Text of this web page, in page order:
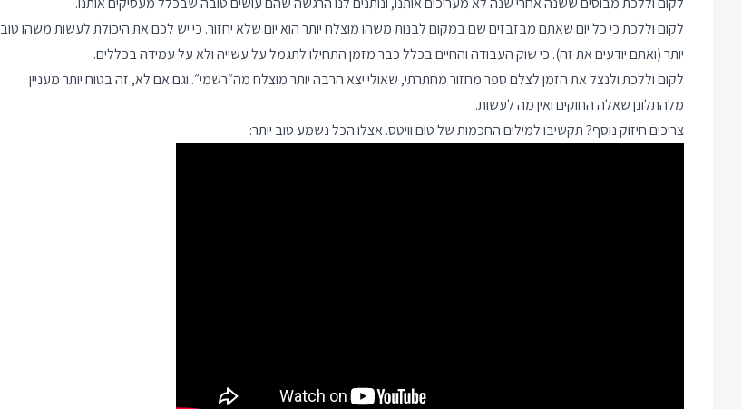
לקום וללכת כי כל יום שאתם מבזבזים שם במקום לבנות משהו מוצלח יותר הוא יום שלא יחזור. כי יש לכם את היכולת לעשות משהו טוב
יותר (ואתם יודעים את זה). כי שוק העבודה והחיים בכלל כבר מזמן התחילו לתגמל על עשייה ולא על עמידה בכללים.
לקום וללכת ולנצל את הזמן לצלם ספר מחזור מחתרתי, שאולי יצא הרבה יותר מוצלח מה״רשמי״. וגם אם לא, זה בטוח יותר מעניין
מלהתלונן שאלה החוקים ואין מה לעשות.
צריכים חיזוק נוסף? תקשיבו למילים החכמות של טום וויטס. אצלו הכל נשמע טוב יותר: